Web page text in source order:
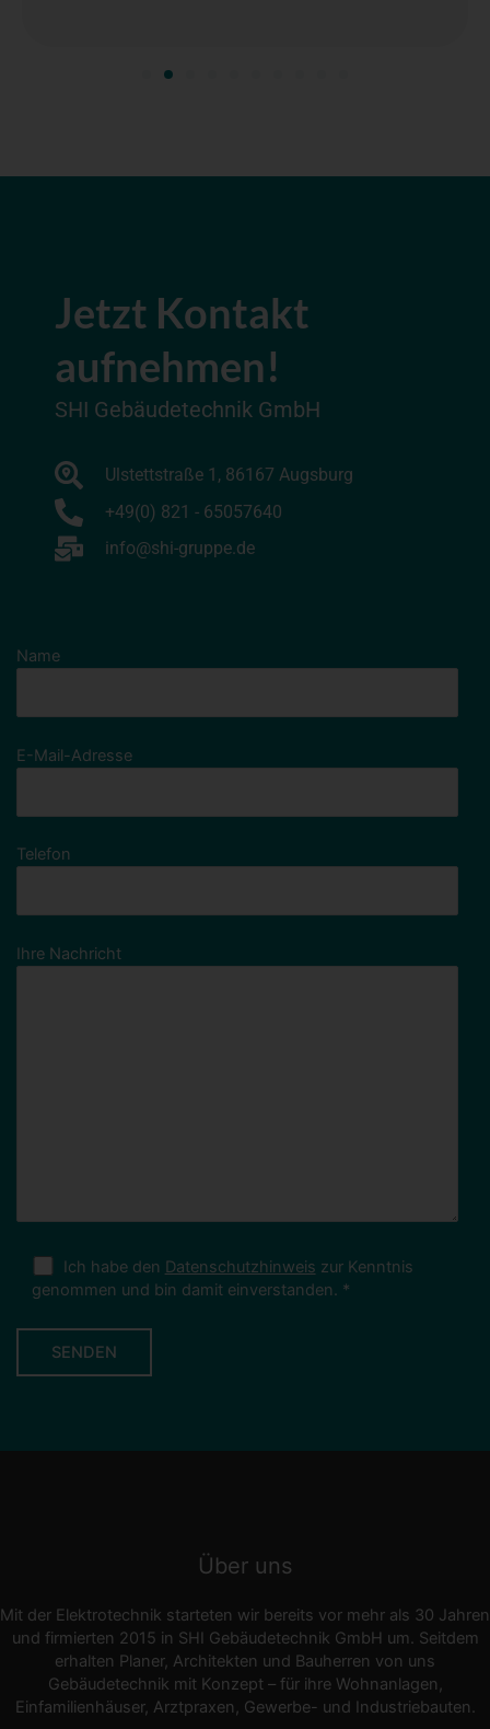
Jetzt Kontakt
aufnehmen!
SHI Gebäudetechnik GmbH
Ulstettstraße 1, 86167 Augsburg
+49(0) 821 - 65057640
info@shi-gruppe.de
lasse
dieses
leer.
lasse
leer.
Name
E-Mail-Adresse
Telefon
Ihre Nachricht
Ich habe den Datenschutzhinweis zur Kenntnis
genommen und bin damit einverstanden. *
Über uns
Mit der Elektrotechnik starteten wir bereits vor mehr als 30 Jahren
und firmierten 2015 in SHI Gebäudetechnik GmbH um. Seitdem
erhalten Planer, Architekten und Bauherren von uns
Gebäudetechnik mit Konzept – für ihre Wohnanlagen,
Einfamilienhäuser, Arztpraxen, Gewerbe- und Industriebauten.